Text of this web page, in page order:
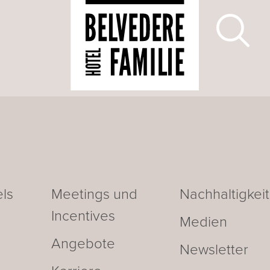
Meetings und
Incentives
Angebote
Nachhaltigkeit
Medien
Newsletter